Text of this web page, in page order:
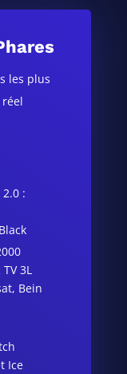
les plus
2.0 :
3L
Bein
Ice